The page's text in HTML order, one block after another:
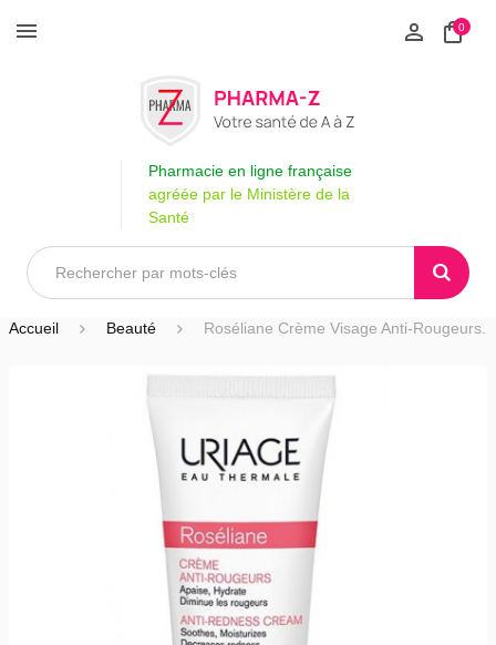
0
Pharmacie en ligne française
agréée par le Ministère de la
Santé
Accueil Beauté Roséliane Crème Visage Anti-Rougeurs.